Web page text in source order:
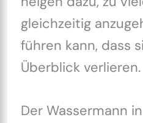
gleichzeitig
führen kann, dass
Überblick verlieren.
Der Wassermann in